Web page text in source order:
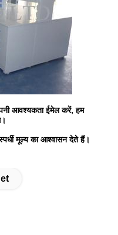
आवश्यकता ईमेल करें, हम
मूल्य का आश्वासन देते हैं।